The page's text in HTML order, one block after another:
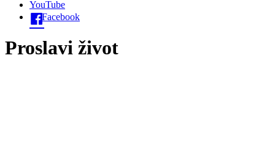
YouTube
Facebook
Proslavi život